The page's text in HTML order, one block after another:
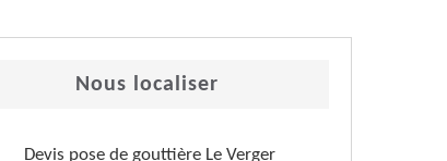
Nous localiser
Devis pose de gouttière Le Verger